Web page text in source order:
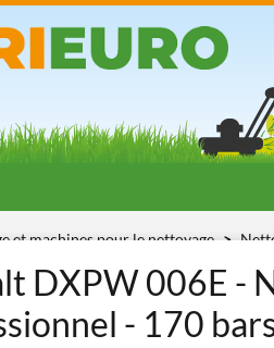
et machines pour le nettoyage
DXPW 006E -
- 170